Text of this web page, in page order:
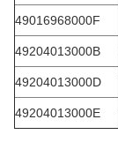
49016968000F
49204013000B
49204013000D
49204013000E